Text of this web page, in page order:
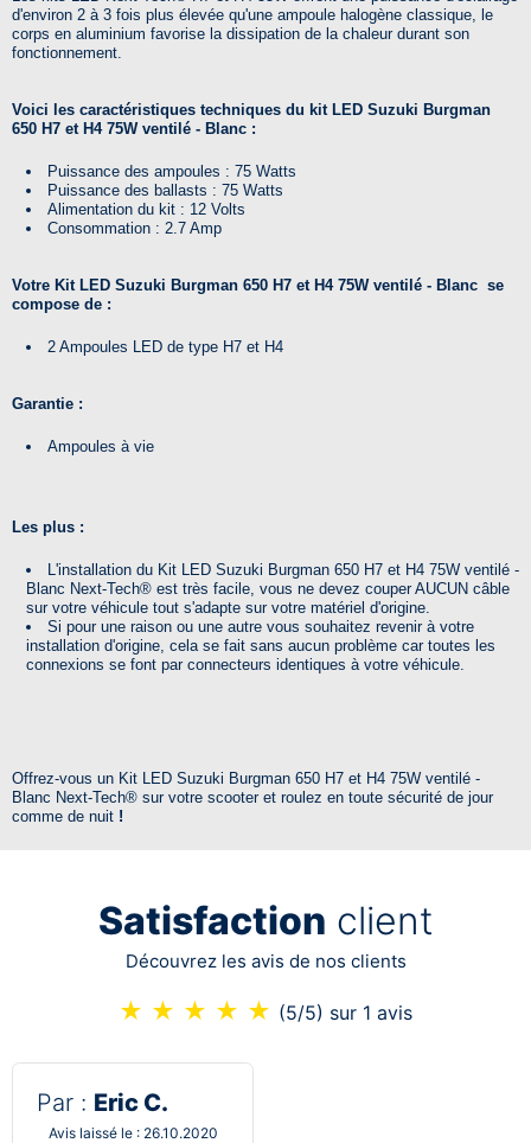
d'environ 2 à 3 fois plus élevée qu'une ampoule halogène classique, le
corps en aluminium favorise la dissipation de la chaleur durant son
fonctionnement.
Voici les caractéristiques techniques du kit LED Suzuki Burgman
650 H7 et H4 75W ventilé - Blanc :
Puissance des ampoules : 75 Watts
Puissance des ballasts : 75 Watts
Alimentation du kit : 12 Volts
Consommation : 2.7 Amp
Votre Kit LED Suzuki Burgman 650 H7 et H4 75W ventilé - Blanc se
compose de :
2 Ampoules LED de type H7 et H4
Garantie :
Ampoules à vie
Les plus :
L'installation du Kit LED Suzuki Burgman 650 H7 et H4 75W ventilé -
Blanc Next-Tech® est très facile, vous ne devez couper AUCUN câble
sur votre véhicule tout s'adapte sur votre matériel d'origine.
Si pour une raison ou une autre vous souhaitez revenir à votre
installation d'origine, cela se fait sans aucun problème car toutes les
connexions se font par connecteurs identiques à votre véhicule.
Offrez-vous un Kit LED Suzuki Burgman 650 H7 et H4 75W ventilé -
Blanc Next-Tech® sur votre scooter et roulez en toute sécurité de jour
comme de nuit !
Satisfaction client
Découvrez les avis de nos clients
★ ★ ★ ★ ★ (5/5) sur 1 avis
Par : Eric C.
Avis laissé le : 26.10.2020